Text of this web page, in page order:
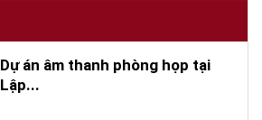
Dự án âm thanh phòng họp tại
Lập...